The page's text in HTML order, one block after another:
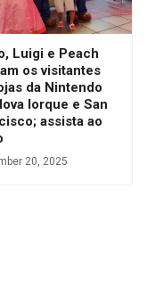
Luigi e Peach
os visitantes
da Nintendo
Iorque e San
assista ao
20, 2025